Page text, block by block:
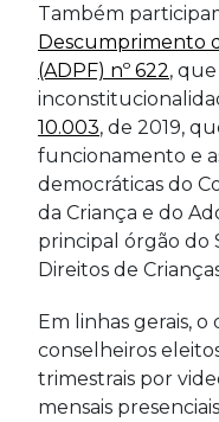
Também
Descumprimento
(ADPF) nº 622,
10.003, de 2019,
funcionamento e
democráticas do
da Criança e do
principal órgão do
Direitos de
Em linhas gerais,
conselheiros
trimestrais por
mensais